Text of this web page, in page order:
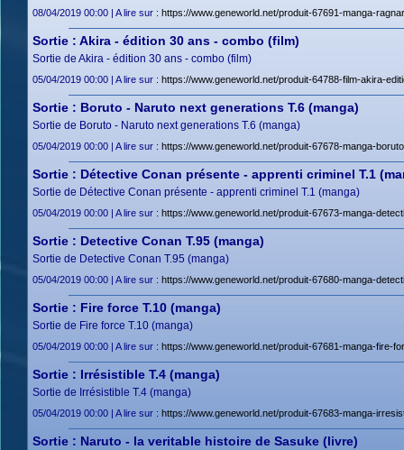
08/04/2019 00:00 | A lire sur : https://www.geneworld.net/produit-67691-manga-
Sortie : Akira - édition 30 ans - combo (film)
Sortie de Akira - édition 30 ans - combo (film)
05/04/2019 00:00 | A lire sur : https://www.geneworld.net/produit-64788-film-akira-
Sortie : Boruto - Naruto next generations T.6 (manga)
Sortie de Boruto - Naruto next generations T.6 (manga)
05/04/2019 00:00 | A lire sur : https://www.geneworld.net/produit-67678-manga-
Sortie : Détective Conan présente - apprenti criminel T.1
Sortie de Détective Conan présente - apprenti criminel T.1 (manga)
05/04/2019 00:00 | A lire sur : https://www.geneworld.net/produit-67673-manga-
Sortie : Detective Conan T.95 (manga)
Sortie de Detective Conan T.95 (manga)
05/04/2019 00:00 | A lire sur : https://www.geneworld.net/produit-67680-manga-
Sortie : Fire force T.10 (manga)
Sortie de Fire force T.10 (manga)
05/04/2019 00:00 | A lire sur : https://www.geneworld.net/produit-67681-manga-fire-
Sortie : Irrésistible T.4 (manga)
Sortie de Irrésistible T.4 (manga)
05/04/2019 00:00 | A lire sur : https://www.geneworld.net/produit-67683-manga-
Sortie : Naruto - la veritable histoire de Sasuke (livre)